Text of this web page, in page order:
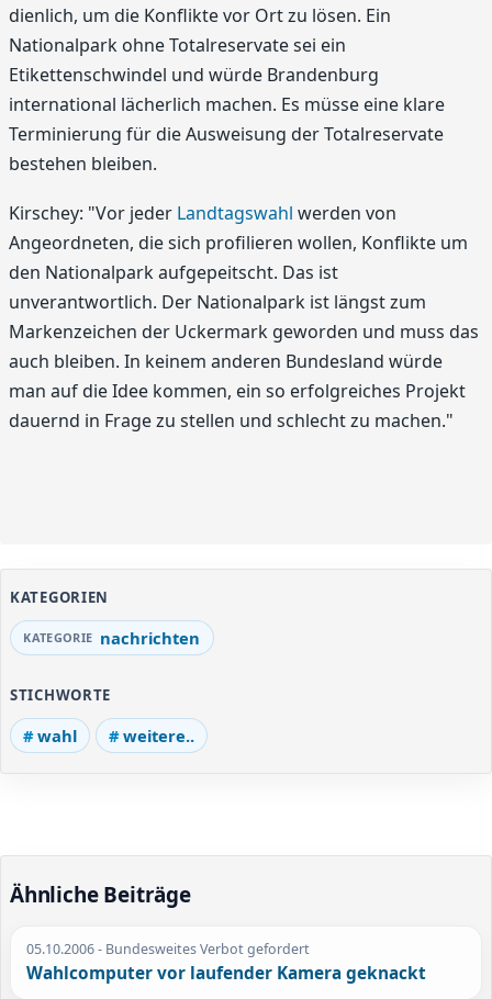
dienlich, um die Konflikte vor Ort zu lösen. Ein
Nationalpark ohne Totalreservate sei ein
Etikettenschwindel und würde Brandenburg
international lächerlich machen. Es müsse eine klare
Terminierung für die Ausweisung der Totalreservate
bestehen bleiben.
Kirschey: "Vor jeder Landtagswahl werden von
Angeordneten, die sich profilieren wollen, Konflikte um
den Nationalpark aufgepeitscht. Das ist
unverantwortlich. Der Nationalpark ist längst zum
Markenzeichen der Uckermark geworden und muss das
auch bleiben. In keinem anderen Bundesland würde
man auf die Idee kommen, ein so erfolgreiches Projekt
dauernd in Frage zu stellen und schlecht zu machen."
KATEGORIEN
nachrichten
STICHWORTE
wahl weitere..
Ähnliche Beiträge
05.10.2006- Bundesweites Verbot gefordert
Wahlcomputer vor laufender Kamera geknackt